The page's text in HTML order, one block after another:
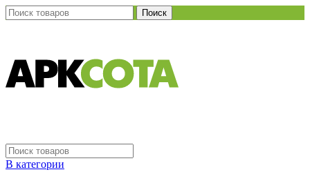
Поиск
В категории